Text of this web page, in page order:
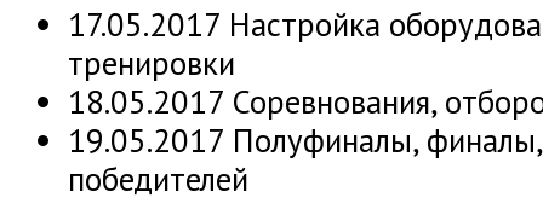
17.05.2017 Настройка
тренировки
18.05.2017 Соревнования,
19.05.2017 Полуфиналы,
победителей